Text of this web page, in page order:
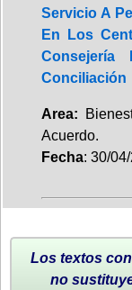
Servicio A
En Los
Consejería
Conciliación
Area:
Acuerdo.
Fecha: 30/
Los textos
no